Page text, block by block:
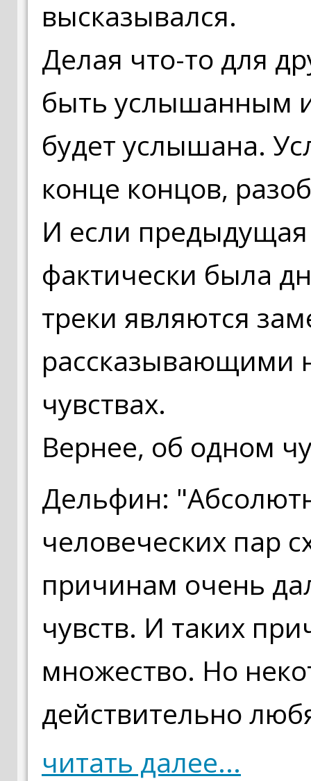
высказывался.
Делая что-то для
быть услышанным
будет услышана.
конце концов,
И если
фактически была
треки являются
рассказывающими
чувствах.
Вернее, об одном
Дельфин:
человеческих пар
причинам очень
чувств. И таких
множество. Но
действительно
читать далее...